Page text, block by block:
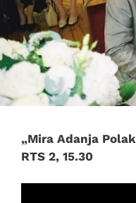
„Mira Adanja
RTS 2, 15.30